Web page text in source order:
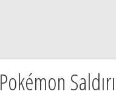
Pokémon